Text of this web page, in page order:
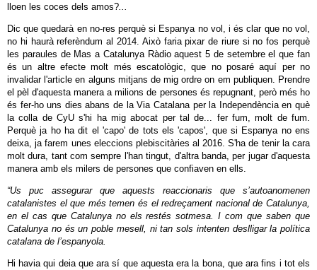
lloen les coces dels amos?...
Dic que quedarà en no-res perquè si Espanya no vol, i és clar que no vol,
no hi haurà referèndum al 2014. Això faria pixar de riure si no fos perquè
les paraules de Mas a Catalunya Ràdio aquest 5 de setembre el que fan
és un altre efecte molt més escatològic, que no posaré aquí per no
invalidar l'article en alguns mitjans de mig ordre on em publiquen. Prendre
el pèl d'aquesta manera a milions de persones és repugnant, però més ho
és fer-ho uns dies abans de la Via Catalana per la Independència en què
la colla de CyU s'hi ha mig abocat per tal de... fer fum, molt de fum.
Perquè ja ho ha dit el 'capo' de tots els 'capos', que si Espanya no ens
deixa, ja farem unes eleccions plebiscitàries al 2016. S'ha de tenir la cara
molt dura, tant com sempre l'han tingut, d'altra banda, per jugar d'aquesta
manera amb els milers de persones que confiaven en ells.
“Us puc assegurar que aquests reaccionaris que s’autoanomenen
catalanistes el que més temen és el redreçament nacional de Catalunya,
en el cas que Catalunya no els restés sotmesa. I com que saben que
Catalunya no és un poble mesell, ni tan sols intenten deslligar la política
catalana de l’espanyola.
Hi havia qui deia que ara sí que aquesta era la bona, que ara fins i tot els